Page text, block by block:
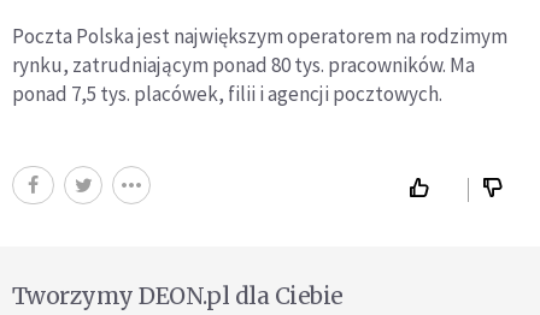
Poczta Polska jest największym operatorem na rodzimym
rynku, zatrudniającym ponad 80 tys. pracowników. Ma
ponad 7,5 tys. placówek, filii i agencji pocztowych.
Tworzymy DEON.pl dla Ciebie